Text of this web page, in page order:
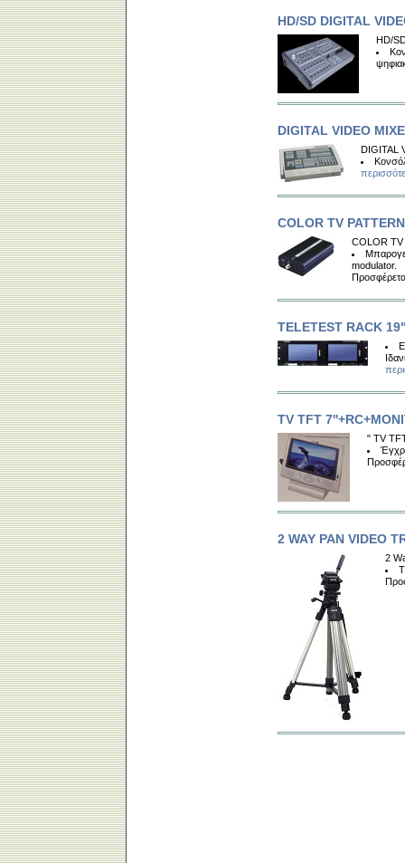
HD/SD DIGITAL
HD/
DIGITAL VIDEO
DIGITAL
COLOR TV
COLOR TV
modulator.
TELETEST RACK
TV TFT
" TV
2 WAY PAN VIDEO
2